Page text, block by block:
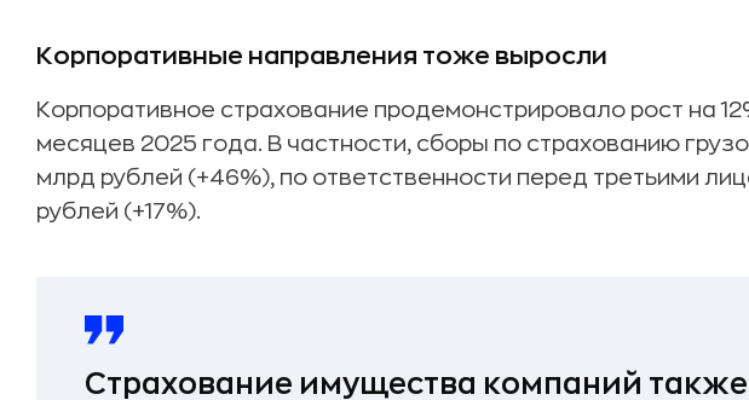
Корпоративные направления тоже выросли
Корпоративное страхование продемонстрировало рост на
месяцев 2025 года. В частности, сборы по страхованию
млрд рублей (+46%), по ответственности перед третьими
рублей (+17%).
Страхование имущества компаний также